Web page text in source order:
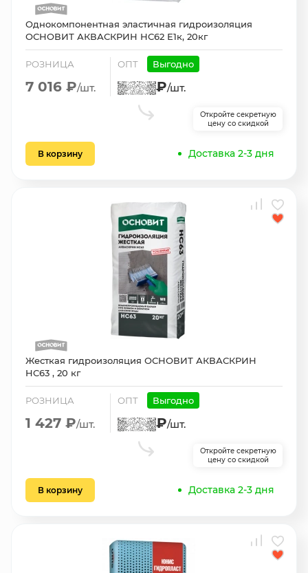
Однокомпонентная эластичная гидроизоляция
ОСНОВИТ АКВАСКРИН НС62 Е1к, 20кг
РОЗНИЦА
7 016 ₽/шт.
ОПТ Выгодно
₽/шт.
Откройте секретную
цену со скидкой
В корзину Доставка 2-3 дня
Жесткая гидроизоляция ОСНОВИТ АКВАСКРИН
HC63 , 20 кг
РОЗНИЦА
1 427 ₽/шт.
ОПТ Выгодно
₽/шт.
Откройте секретную
цену со скидкой
В корзину Доставка 2-3 дня